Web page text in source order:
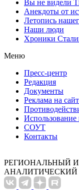
Вы не видели
Анекдоты от
Летопись
Наши люди
Хроники
Меню
Пресс-центр
Редакция
Документы
Реклама на
Использование
СОУТ
Контакты
РЕГИОНАЛЬНЫЙ
АНАЛИТИЧЕСКИЙ